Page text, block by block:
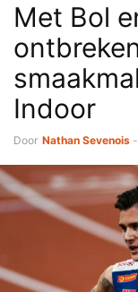
Met Bol
Indoor
Door Nathan Sevenois -